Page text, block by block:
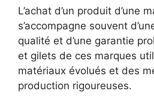
L’achat d’un produit d’une
s’accompagne souvent
qualité et d’une garantie
et gilets de ces marques
matériaux évolués et des
production rigoureuses.